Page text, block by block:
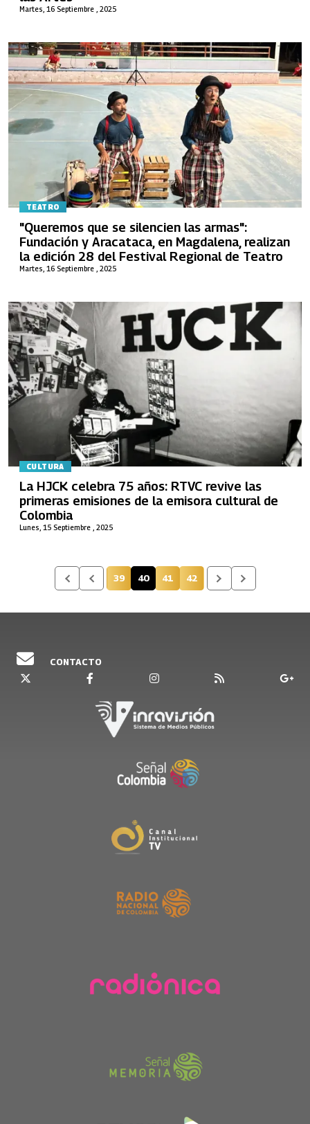
Martes, 16 Septiembre , 2025
TEATRO
Martes, 16 Septiembre , 2025
"Queremos que se silencien las armas":
Fundación y Aracataca, en Magdalena, realizan
la edición 28 del Festival Regional de Teatro
CULTURA
Lunes, 15 Septiembre , 2025
La HJCK celebra 75 años: RTVC revive las
primeras emisiones de la emisora cultural de
Colombia
Página
39 Página actual
40 Página
41 Página
42
CONTACTO